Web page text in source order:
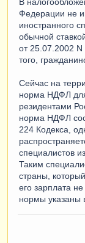
Федерации не
иностранного
обычной
от 25.07.2002 N
того,
Сейчас на
норма НДФЛ
резидентами
норма НДФЛ
224 Кодекса,
специалистов
Таким
страны,
его зарплата
нормы указаны